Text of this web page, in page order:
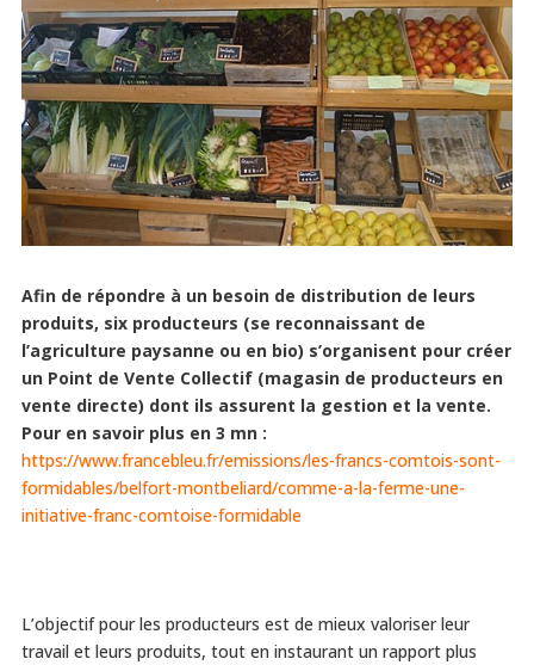
Afin de répondre à un besoin de distribution de leurs
produits, six producteurs (se reconnaissant de
l’agriculture paysanne ou en bio) s’organisent pour créer
un Point de Vente Collectif (magasin de producteurs en
vente directe) dont ils assurent la gestion et la vente.
Pour en savoir plus en 3 mn :
https://www.francebleu.fr/emissions/les-francs-comtois-sont-
formidables/belfort-montbeliard/comme-a-la-ferme-une-
initiative-franc-comtoise-formidable
L’objectif pour les producteurs est de mieux valoriser leur
travail et leurs produits, tout en instaurant un rapport plus